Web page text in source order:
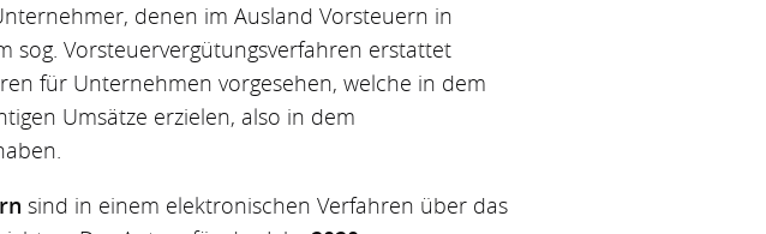
denen im Ausland Vorsteuern in
sog. Vorsteuervergütungsverfahren erstattet
für Unternehmen vorgesehen, welche in dem
Umsätze erzielen, also in dem
sind in einem elektronischen Verfahren über das